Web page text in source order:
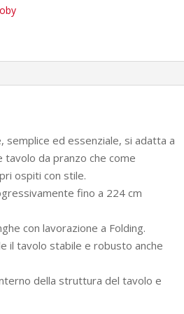
semplice ed essenziale, si adatta a
tavolo da pranzo che come
ospiti con stile.
fino a 224 cm
con lavorazione a Folding.
il tavolo stabile e robusto anche
della struttura del tavolo e